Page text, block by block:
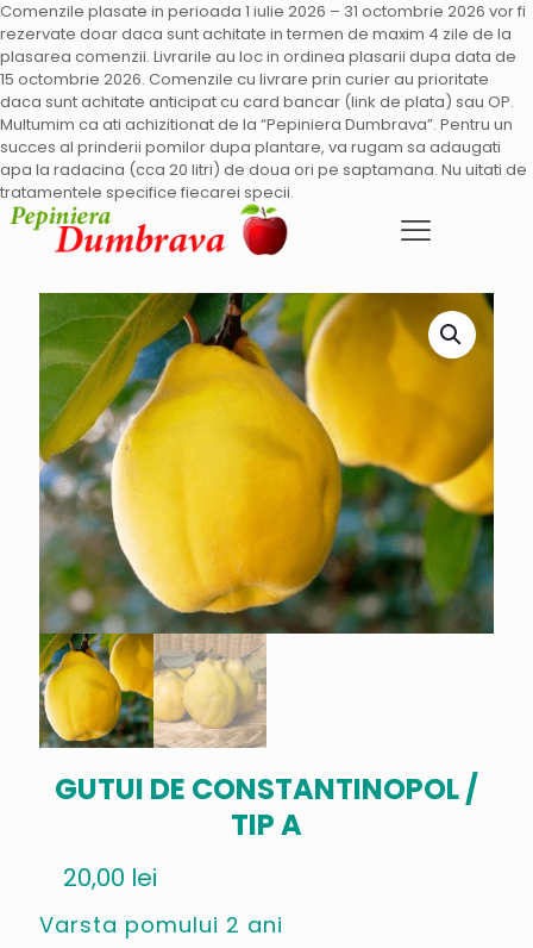
Comenzile plasate in perioada 1 iulie 2026 – 31 octombrie 2026 vor fi
rezervate doar daca sunt achitate in termen de maxim 4 zile de la
plasarea comenzii. Livrarile au loc in ordinea plasarii dupa data de
15 octombrie 2026. Comenzile cu livrare prin curier au prioritate
daca sunt achitate anticipat cu card bancar (link de plata) sau OP.
Multumim ca ati achizitionat de la “Pepiniera Dumbrava”. Pentru un
succes al prinderii pomilor dupa plantare, va rugam sa adaugati
apa la radacina (cca 20 litri) de doua ori pe saptamana. Nu uitati de
tratamentele specifice fiecarei specii.
GUTUI DE CONSTANTINOPOL /
TIP A
20,00 lei
Varsta pomului 2 ani